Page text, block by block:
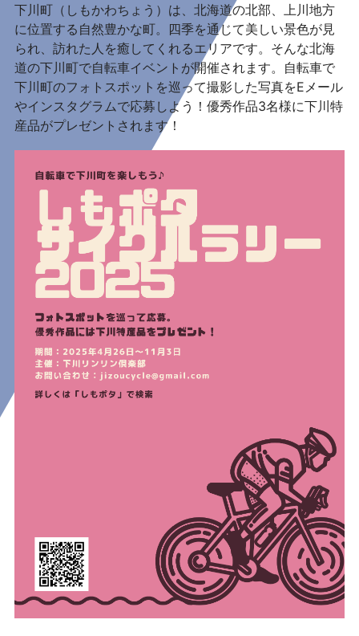
下川町（しもかわちょう）は、北海道の北部、上川地方
に位置する自然豊かな町。四季を通じて美しい景色が見
られ、訪れた人を癒してくれるエリアです。そんな北海
道の下川町で自転車イベントが開催されます。自転車で
下川町のフォトスポットを巡って撮影した写真をEメール
やインスタグラムで応募しよう！優秀作品3名様に下川特
産品がプレゼントされます！